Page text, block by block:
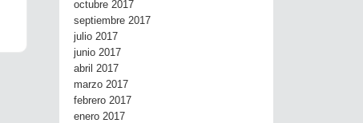
octubre 2017
septiembre 2017
julio 2017
junio 2017
abril 2017
marzo 2017
febrero 2017
enero 2017